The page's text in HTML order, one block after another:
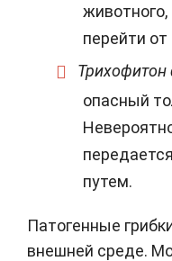
перейти от
опасный
путем.
Патогенные
внешней среде.